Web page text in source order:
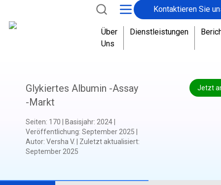
Kontaktieren Sie
Über
Uns
Dienstleistungen
Jetzt
Glykiertes Albumin -Assay
-Markt
Seiten: 170 Basisjahr: 2024
Veröffentlichung: September 2025
Autor: Versha V. Zuletzt aktualisiert:
September 2025